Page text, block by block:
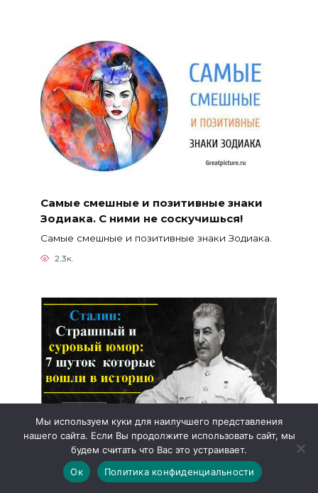
Самые смешные и позитивные знаки
Зодиака. С ними не соскучишься!
Самые смешные и позитивные знаки Зодиака.
2.3к.
Сталин: Страшный и суровый юмор: 7
шуток которые вошли в историю
Мы используем куки для наилучшего представления
нашего сайта. Если Вы продолжите использовать сайт, мы
будем считать что Вас это устраивает.
Ок
Политика конфиденциальности